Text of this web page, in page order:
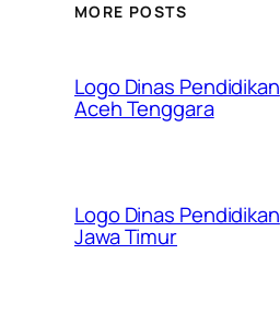
MORE POSTS
Logo Dinas Pendidikan
Aceh Tenggara
Logo Dinas Pendidikan
Jawa Timur